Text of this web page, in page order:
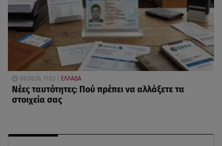
08.08.26, 11:03 ΕΛΛΑΔΑ
Νέες ταυτότητες: Πού πρέπει να αλλάξετε τα
στοιχεία σας